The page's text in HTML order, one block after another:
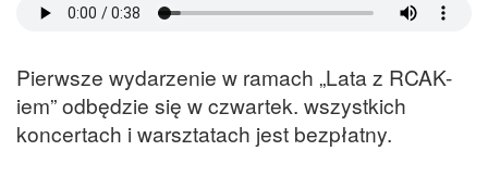
Pierwsze wydarzenie w ramach „Lata z RCAK-
iem” odbędzie się w czwartek. wszystkich
koncertach i warsztatach jest bezpłatny.